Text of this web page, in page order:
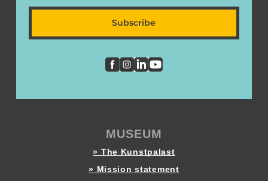
Subscribe
MUSEUM
» The Kunstpalast
» Mission statement